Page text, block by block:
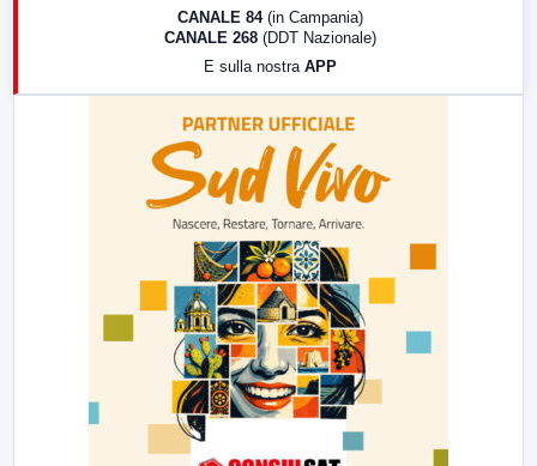
CANALE 84 (in Campania)
CANALE 268 (DDT Nazionale)
E sulla nostra APP